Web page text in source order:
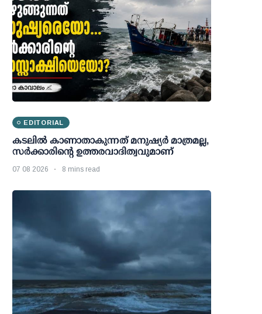
EDITORIAL
കടലിൽ കാണാതാകുന്നത് മനുഷ്യർ മാത്രമല്ല,
സർക്കാരിന്റെ ഉത്തരവാദിത്വവുമാണ്
07 08 2026 8 mins read